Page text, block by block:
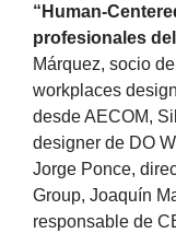
“Human-
profesionales
Márquez, socio
workplaces
desde AECOM,
designer de DO
Jorge Ponce,
Group, Joaquín
responsable de